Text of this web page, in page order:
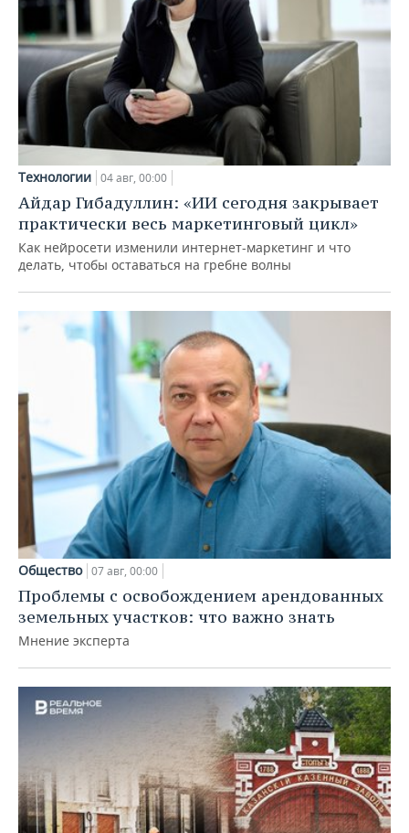
Технологии 04 авг, 00:00
Айдар Гибадуллин: «ИИ сегодня закрывает
практически весь маркетинговый цикл»
Как нейросети изменили интернет-маркетинг и что
делать, чтобы оставаться на гребне волны
Общество 07 авг, 00:00
Проблемы с освобождением арендованных
земельных участков: что важно знать
Мнение эксперта